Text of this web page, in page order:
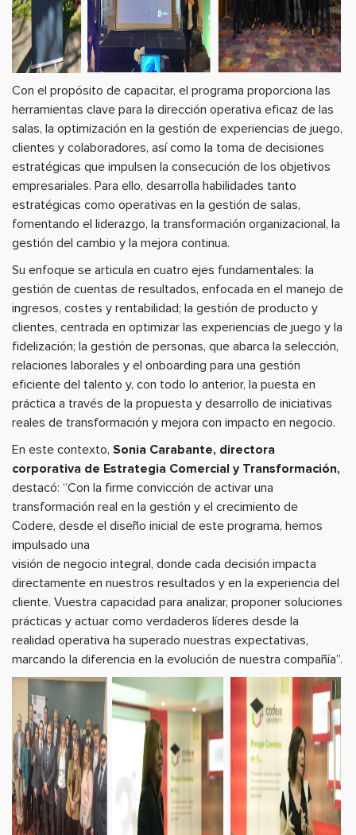
Con el propósito de capacitar, el programa proporciona las
herramientas clave para la dirección operativa eficaz de las
salas, la optimización en la gestión de experiencias de juego,
clientes y colaboradores, así como la toma de decisiones
estratégicas que impulsen la consecución de los objetivos
empresariales. Para ello, desarrolla habilidades tanto
estratégicas como operativas en la gestión de salas,
fomentando el liderazgo, la transformación organizacional, la
gestión del cambio y la mejora continua.
Su enfoque se articula en cuatro ejes fundamentales: la
gestión de cuentas de resultados, enfocada en el manejo de
ingresos, costes y rentabilidad; la gestión de producto y
clientes, centrada en optimizar las experiencias de juego y la
fidelización; la gestión de personas, que abarca la selección,
relaciones laborales y el onboarding para una gestión
eficiente del talento y, con todo lo anterior, la puesta en
práctica a través de la propuesta y desarrollo de iniciativas
reales de transformación y mejora con impacto en negocio.
En este contexto, Sonia Carabante, directora
corporativa de Estrategia Comercial y Transformación,
destacó: “Con la firme convicción de activar una
transformación real en la gestión y el crecimiento de
Codere, desde el diseño inicial de este programa, hemos
impulsado una
visión de negocio integral, donde cada decisión impacta
directamente en nuestros resultados y en la experiencia del
cliente. Vuestra capacidad para analizar, proponer soluciones
prácticas y actuar como verdaderos líderes desde la
realidad operativa ha superado nuestras expectativas,
marcando la diferencia en la evolución de nuestra compañía”.